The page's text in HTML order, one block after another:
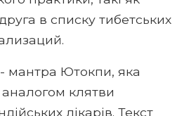
в списку тибетських
мантра Ютокпи, яка
клятви
лікарів. Текст